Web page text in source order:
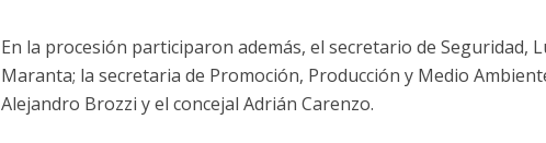
En la procesión participaron además, el secretario de Seguridad,
Maranta; la secretaria de Promoción, Producción y Medio
Alejandro Brozzi y el concejal Adrián Carenzo.